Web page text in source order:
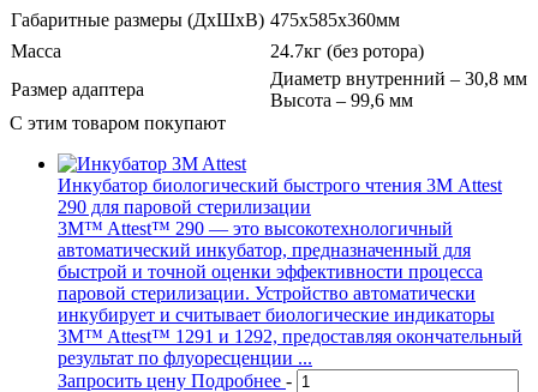
Габаритные размеры (ДхШхВ) 475х585х360мм
Масса
24.7кг (без ротора)
Размер адаптера
Диаметр внутренний – 30,8 мм
Высота – 99,6 мм
С этим товаром покупают
Инкубатор биологический быстрого чтения 3М Attest
290 для паровой стерилизации
3M™ Attest™ 290 — это высокотехнологичный
автоматический инкубатор, предназначенный для
быстрой и точной оценки эффективности процесса
паровой стерилизации. Устройство автоматически
инкубирует и считывает биологические индикаторы
3M™ Attest™ 1291 и 1292, предоставляя окончательный
результат по флуоресценции ...
Запросить цену Подробнее -